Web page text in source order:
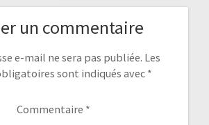
un commentaire
e-mail ne sera pas publiée. Les
sont indiqués avec *
Commentaire *